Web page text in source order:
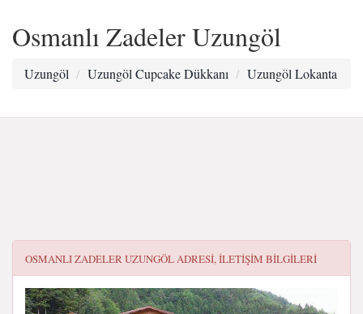
Osmanlı Zadeler Uzungöl
Uzungöl Uzungöl Cupcake Dükkanı Uzungöl Lokanta
OSMANLI ZADELER UZUNGÖLADRESI, ILETIŞIM BILGILERI